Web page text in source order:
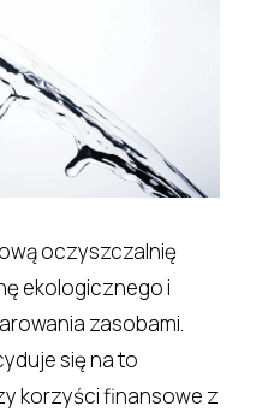
oczyszczalnię
ekologicznego i
zasobami.
się na to
korzyści finansowe z